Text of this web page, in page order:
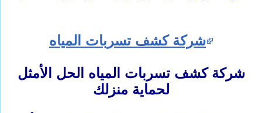
شركة كشف تسربات المياه
شركة كشف تسربات المياه الحل الأمثل
لحماية منزلك